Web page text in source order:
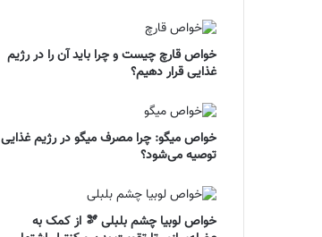
خواص قارچ چیست و چرا باید آن را در رژیم
غذایی قرار دهیم؟
خواص میگو: چرا مصرف میگو در رژیم غذایی
توصیه می‌شود؟
خواص لوبیا چشم بلبلی 🫘 از کمک به